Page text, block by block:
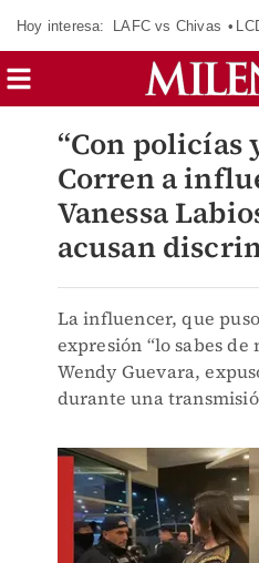
Hoy interesa: LAFC vs Chivas
“Con policías
Corren a
Vanessa
acusan
La influencer, que
expresión “lo sabes de
Wendy Guevara,
durante una